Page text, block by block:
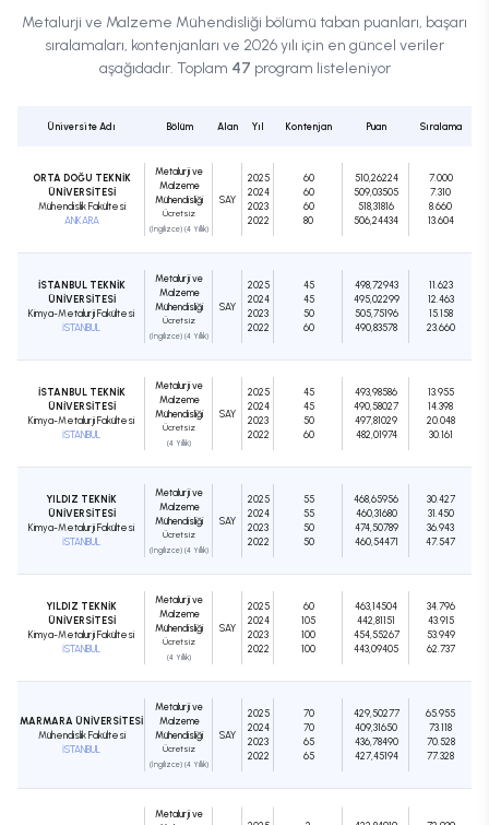
Metalurji ve Malzeme Mühendisliği bölümü taban puanları, başarı
sıralamaları, kontenjanları ve 2026 yılı için en güncel veriler
aşağıdadır. Toplam 47 program listeleniyor
Üniversite Adı Bölüm Alan Yıl Kontenjan Puan Sıralama
ORTA DOĞU TEKNİK
ÜNİVERSİTESİ
Mühendislik Fakültesi
ANKARA
Metalurji ve
Malzeme
Mühendisliği
Ücretsiz
(İngilizce) (4 Yıllık)
SAY
2025
2024
2023
2022
60
60
60
80
510,26224
509,03505
518,31816
506,24434
7.000
7.310
8.660
13.604
İSTANBUL TEKNİK
ÜNİVERSİTESİ
Kimya-Metalurji Fakültesi
İSTANBUL
Metalurji ve
Malzeme
Mühendisliği
Ücretsiz
(İngilizce) (4 Yıllık)
SAY
2025
2024
2023
2022
45
45
50
60
498,72943
495,02299
505,75196
490,83578
11.623
12.463
15.158
23.660
İSTANBUL TEKNİK
ÜNİVERSİTESİ
Kimya-Metalurji Fakültesi
İSTANBUL
Metalurji ve
Malzeme
Mühendisliği
Ücretsiz
(4 Yıllık)
SAY
2025
2024
2023
2022
45
45
50
60
493,98586
490,58027
497,81029
482,01974
13.955
14.398
20.048
30.161
YILDIZ TEKNİK
ÜNİVERSİTESİ
Kimya-Metalurji Fakültesi
İSTANBUL
Metalurji ve
Malzeme
Mühendisliği
Ücretsiz
(İngilizce) (4 Yıllık)
SAY
2025
2024
2023
2022
55
55
50
50
468,65956
460,31680
474,50789
460,54471
30.427
31.450
36.943
47.547
YILDIZ TEKNİK
ÜNİVERSİTESİ
Kimya-Metalurji Fakültesi
İSTANBUL
Metalurji ve
Malzeme
Mühendisliği
Ücretsiz
(4 Yıllık)
SAY
2025
2024
2023
2022
60
105
100
100
463,14504
442,81151
454,55267
443,09405
34.796
43.915
53.949
62.737
MARMARA ÜNİVERSİTESİ
Mühendislik Fakültesi
İSTANBUL
Metalurji ve
Malzeme
Mühendisliği
Ücretsiz
(İngilizce) (4 Yıllık)
SAY
2025
2024
2023
2022
70
70
65
65
429,50277
409,31650
436,78490
427,45194
65.955
73.118
70.528
77.328
Metalurji ve